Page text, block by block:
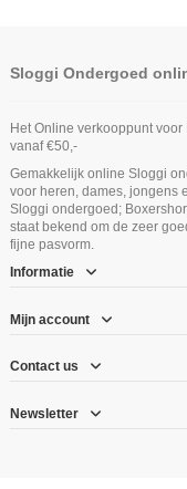
Sloggi Ondergoed
Het Online verkooppunt
vanaf €50,-
Gemakkelijk online Sloggi
voor heren, dames, jongens
Sloggi ondergoed;
staat bekend om de zeer
fijne pasvorm.
Informatie
Mijn account
Contact us
Newsletter